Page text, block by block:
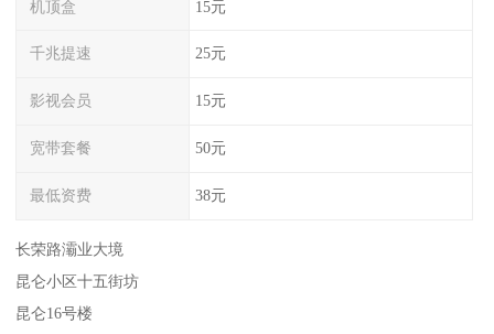
机顶盒 15元
千兆提速 25元
影视会员 15元
宽带套餐 50元
最低资费 38元
长荣路灞业大境
昆仑小区十五街坊
昆仑16号楼